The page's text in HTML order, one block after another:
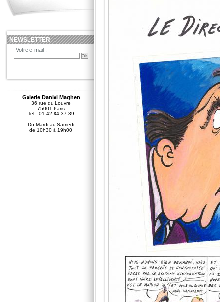
NEWSLETTER
Votre e-mail :
Galerie Daniel Maghen
36 rue du Louvre
75001 Paris
Tel.: 01 42 84 37 39
Du Mardi au Samedi
de 10h30 à 19h00